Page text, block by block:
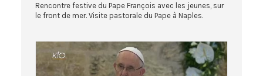
Rencontre festive du Pape François avec les jeunes, sur
le front de mer. Visite pastorale du Pape à Naples.